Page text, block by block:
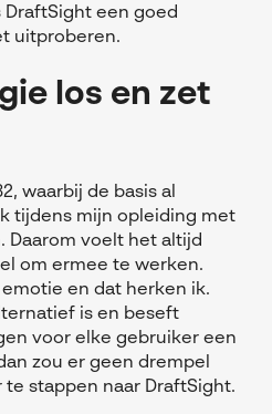
een goed
uitproberen.
los en zet
waarbij de basis al
tijdens mijn opleiding met
Daarom voelt het altijd
om ermee te werken.
en dat herken ik.
is en beseft
voor elke gebruiker een
zou er geen drempel
stappen naar DraftSight.